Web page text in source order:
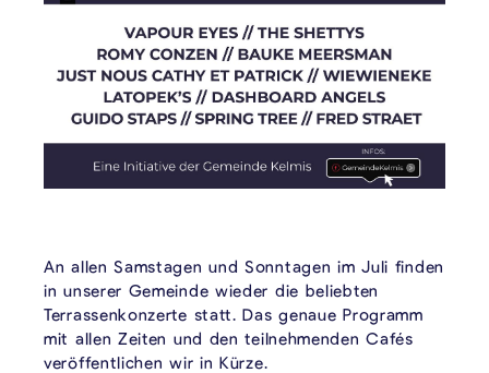
An allen Samstagen und Sonntagen im Juli finden
in unserer Gemeinde wieder die beliebten
Terrassenkonzerte statt. Das genaue Programm
mit allen Zeiten und den teilnehmenden Cafés
veröffentlichen wir in Kürze.